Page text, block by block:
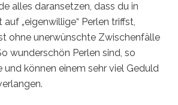
alles daransetzen, dass du in
„eigenwillige“ Perlen triffst,
ohne unerwünschte Zwischenfälle
wunderschön Perlen sind, so
und können einem sehr viel Geduld